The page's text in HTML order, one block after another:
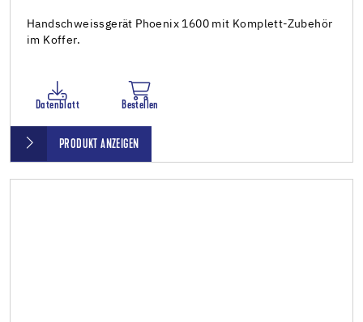
Handschweissgerät Phoenix 1600 mit Komplett-Zubehör
im Koffer.
Datenblatt Bestellen
PRODUKT ANZEIGEN